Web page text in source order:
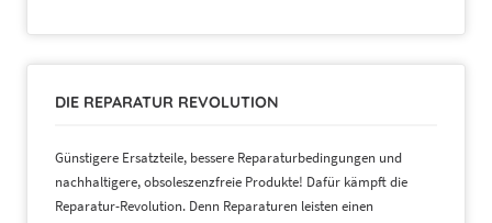
DIE REPARATUR REVOLUTION
Günstigere Ersatzteile, bessere Reparaturbedingungen und
nachhaltigere, obsoleszenzfreie Produkte! Dafür kämpft die
Reparatur-Revolution. Denn Reparaturen leisten einen